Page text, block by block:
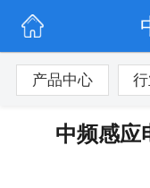
产品中心
中频感应